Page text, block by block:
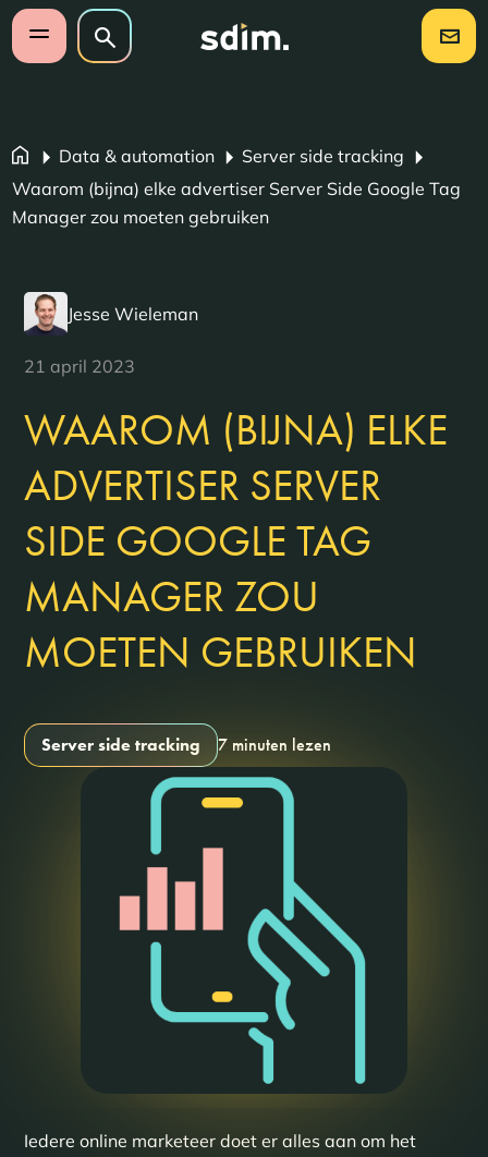
Navigatie overslaan
Open mobiel menu
Zoeken op website
Zoeken
Data & automation
Server side tracking
Waarom (bijna) elke advertiser Server Side Google Tag
Manager zou moeten gebruiken
Jesse Wieleman
21 april 2023
WAAROM (BIJNA) ELKE
ADVERTISER SERVER
SIDE GOOGLE TAG
MANAGER ZOU
MOETEN GEBRUIKEN
Server side tracking 7 minuten lezen
Iedere online marketeer doet er alles aan om het